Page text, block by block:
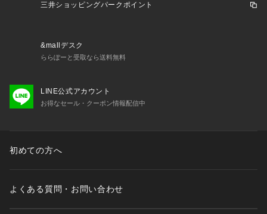
三井ショッピングパークポイント
&mallデスク
ららぽーと受取なら送料無料
LINE公式アカウント
お得なセール・クーポン情報配信中
初めての方へ
よくある質問・お問い合わせ